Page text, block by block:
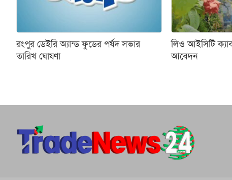
রংপুর ডেইরি অ্যান্ড ফুডের পর্ষদ সভার
তারিখ ঘোষণা
লিও আইসিটি
আবেদন